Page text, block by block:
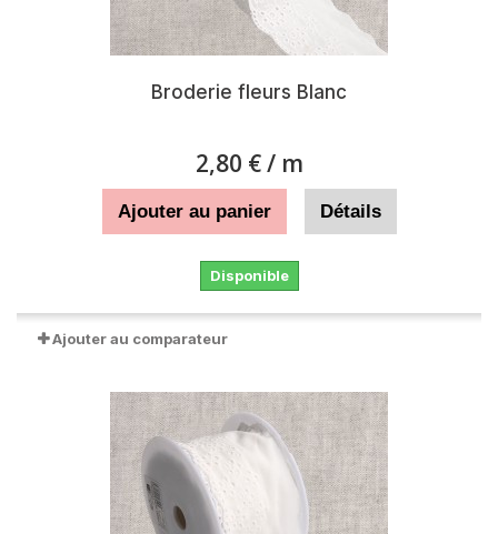
Broderie fleurs Blanc
2,80 €/ m
Ajouter au panier Détails
Disponible
Ajouter au comparateur